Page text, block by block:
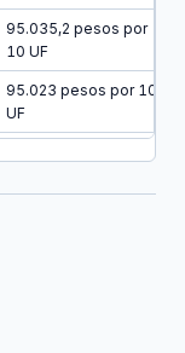
95.035,2 pesos por
10 UF
95.023 pesos por 10
UF